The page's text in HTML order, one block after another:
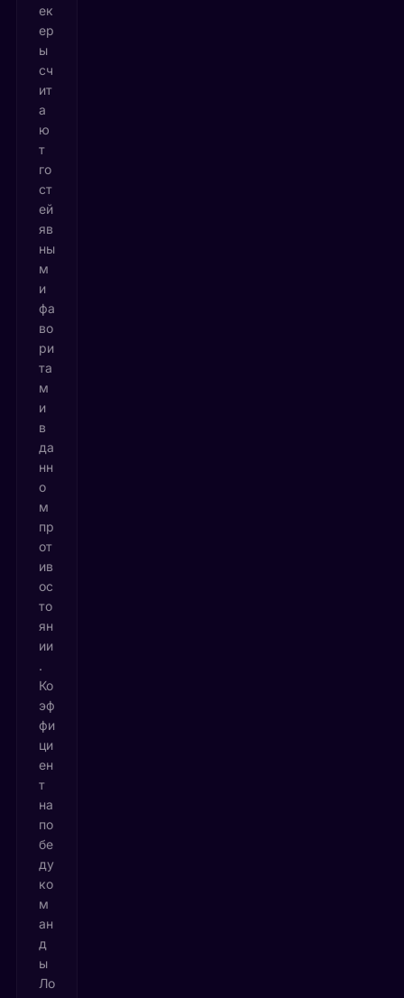
ек
ер
ы
сч
ит
а
ю
т
го
ст
ей
яв
ны
м
и
фа
во
ри
та
м
и
в
да
нн
о
м
пр
от
ив
ос
то
ян
ии
.
Ко
эф
фи
ци
ен
т
на
по
бе
ду
ко
м
ан
д
ы
Ло